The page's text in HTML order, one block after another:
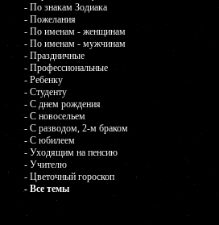
- По знакам Зодиака
- Пожелания
- По именам - женщинам
- По именам - мужчинам
- Праздничные
- Профессиональные
- Ребенку
- Студенту
- С днем рождения
- С новосельем
- С разводом, 2-м браком
- С юбилеем
- Уходящим на пенсию
- Учителю
- Цветочный гороскоп
- Все темы